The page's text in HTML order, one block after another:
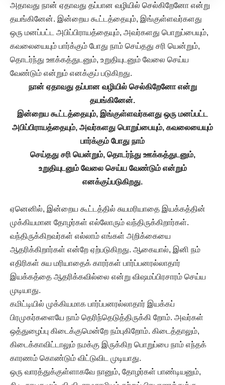
அதாவது நான் ஏதாவது தப்பான வழியில் செல்கிறேனோ என்று
தயங்கினேன். இன்றைய கூட்டத்தையும், இங்குள்ளவர்களது
ஒரு மனப்பட்ட அபிப்பிராயத்தையும், அவர்களது பொறுப்பையும்,
கவலையையும் பார்க்கும் போது நாம் செய்தது சரி யென்றும்,
தொடர்ந்து ஊக்கத்துடனும், உறுதியுடனும் வேலை செய்ய
வேண்டும் என்றும் எனக்குப் படுகிறது.
நான் ஏதாவது தப்பான வழியில் செல்கிறேனோ என்று
தயங்கினேன்.
இன்றைய கூட்டத்தையும், இங்குள்ளவர்களது ஒரு மனப்பட்ட
அபிப்பிராயத்தையும், அவர்களது பொறுப்பையும், கவலையையும்
பார்க்கும் போது நாம்
செய்தது சரி யென்றும், தொடர்ந்து ஊக்கத்துடனும்,
உறுதியுடனும் வேலை செய்ய வேண்டும் என்றும்
எனக்குப்படுகிறது.
ஏனெனில், இன்றைய கூட்டத்தில் சுயமரியாதை இயக்கத்தின்
முக்கியமான தோழர்கள் எல்லோரும் வந்திருக்கிறார்கள்.
வந்திருக்கிறவர்கள் எல்லாம் எங்கள் அறிக்கையை
ஆதரிக்கிறார்கள் என்றே ஏற்படுகிறது. ஆகையால், இனி நம்
எதிரிகள் சுய மரியாதைக் காரர்கள் பார்ப்பனரல்லாதார்
இயக்கத்தை ஆதரிக்கவில்லை என்று விஷமப்பிரசாரம் செய்ய
முடியாது.
கமிட்டியில் முக்கியமாக பார்ப்பனரல்லாதார் இயக்கப்
பிரமுகர்களையே நாம் தெரிந்தெடுத்திருக்கி றோம். அவர்கள்
ஒத்துழைப்பு கிடைக்குமென்றே நம்புகிறோம். கிடைத்தாலும்,
கிடைக்காவிட்டாலும் நமக்கு இருக்கிற பொறுப்பை நாம் எந்தக்
காரணம் கொண்டும் விட்டுவிட முடியாது.
ஒரு வாரத்துக்குள்ளாகவே நானும், தோழர்கள் பாண்டியனும்,